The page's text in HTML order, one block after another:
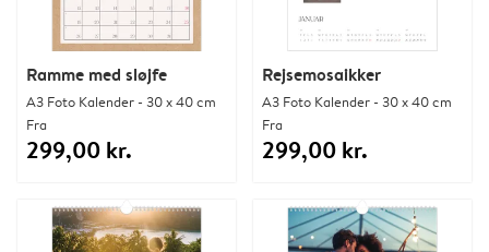
Ramme med sløjfe
A3 Foto Kalender - 30 x 40 cm
Fra
299,00 kr.
Rejsemosaikker
A3 Foto Kalender - 30 x 40 cm
Fra
299,00 kr.